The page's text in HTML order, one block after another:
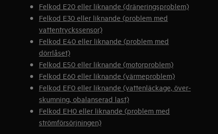
Felkod E20 eller liknande (dräneringsproblem)
Felkod E30 eller liknande (problem med
vattentryckssensor)
Felkod E40 eller liknande (problem med
dörrlåset)
Felkod E50 eller liknande (motorproblem)
Felkod E60 eller liknande (värmeproblem)
Felkod EF0 eller liknande (vattenläckage, över-
skumning, obalanserad last)
Felkod EH0 eller liknande (problem med
strömförsörjningen)